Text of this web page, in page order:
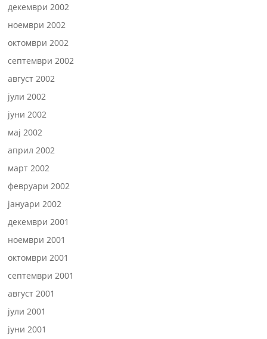
декември 2002
ноември 2002
октомври 2002
септември 2002
август 2002
јули 2002
јуни 2002
мај 2002
април 2002
март 2002
февруари 2002
јануари 2002
декември 2001
ноември 2001
октомври 2001
септември 2001
август 2001
јули 2001
јуни 2001